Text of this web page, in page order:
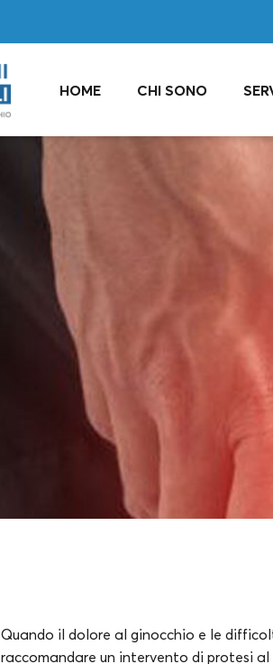
HOME CHI SONO
Quando il dolore al ginocchio e le
raccomandare un intervento di protesi